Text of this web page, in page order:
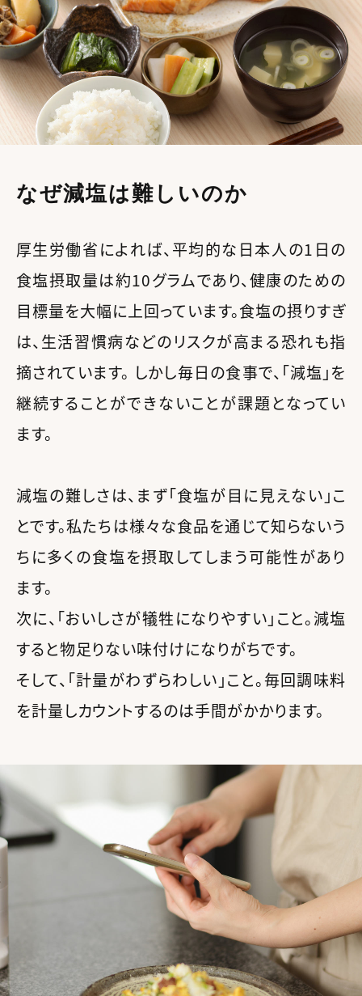
なぜ減塩は難しいのか
厚生労働省によれば、平均的な日本人の1日の
食塩摂取量は約10グラムであり、健康のための
目標量を大幅に上回っています。食塩の摂りすぎ
は、生活習慣病などのリスクが高まる恐れも指
摘されています。 しかし毎日の食事で、「減塩」を
継続することができないことが課題となってい
ます。
減塩の難しさは、まず「食塩が目に見えない」こ
とです。私たちは様々な食品を通じて知らないう
ちに多くの食塩を摂取してしまう可能性があり
ます。
次に、「おいしさが犠牲になりやすい」こと。減塩
すると物足りない味付けになりがちです。
そして、「計量がわずらわしい」こと。毎回調味料
を計量しカウントするのは手間がかかります。